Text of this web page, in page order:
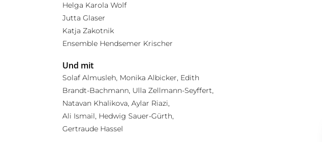
Helga Karola Wolf
Jutta Glaser
Katja Zakotnik
Ensemble Hendsemer Krischer
Und mit
Solaf Almusleh, Monika Albicker, Edith
Brandt-Bachmann, Ulla Zellmann-Seyffert,
Natavan Khalikova, Aylar Riazi,
Ali Ismail, Hedwig Sauer-Gürth,
Gertraude Hassel